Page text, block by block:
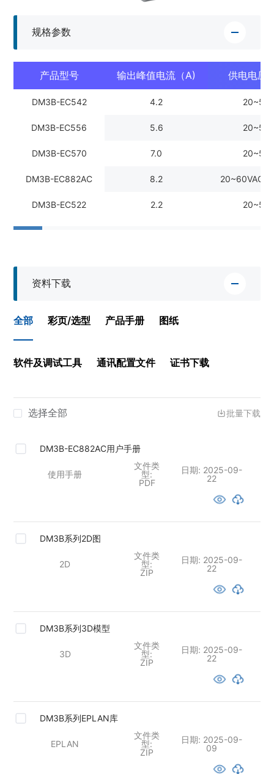
规格参数
产品型号 输出峰值电流（A) 供电电压
DM3B-EC542 4.2
DM3B-EC556 5.6
DM3B-EC570 7.0
DM3B-EC882AC 8.2 20~60VAC/
DM3B-EC522 2.2
资料下载
全部 彩页/选型 产品手册 图纸
软件及调试工具 通讯配置文件 证书下载
选择全部 批量下载
DM3B-EC882AC用户手册
使用手册
文件类
型:
PDF
日期: 2025-09-
22
DM3B系列2D图
2D
文件类
型:
ZIP
日期: 2025-09-
22
DM3B系列3D模型
3D
文件类
型:
ZIP
日期: 2025-09-
22
DM3B系列EPLAN库
EPLAN
文件类
型:
ZIP
日期: 2025-09-
09